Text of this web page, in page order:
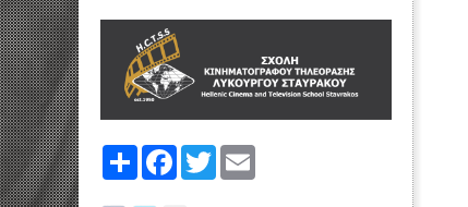
Share FacebookTwitter